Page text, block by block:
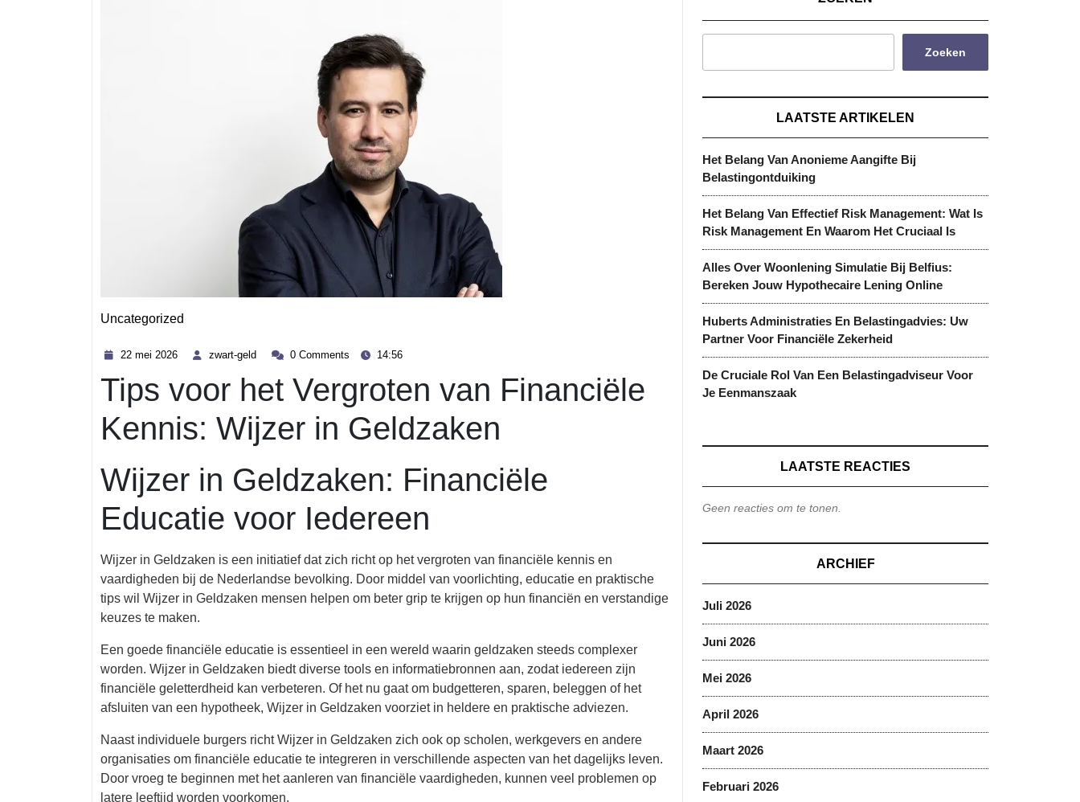
Uncategorized
22 mei 2026
2026
zwart-geld
zwart- 0 Comments 14:56
Tips voor het Vergroten van Financiële
Kennis: Wijzer in Geldzaken
Wijzer in Geldzaken: Financiële
Educatie voor Iedereen
Wijzer in Geldzaken is een initiatief dat zich richt op het vergroten van financiële kennis en
vaardigheden bij de Nederlandse bevolking. Door middel van voorlichting, educatie en praktische
tips wil Wijzer in Geldzaken mensen helpen om beter grip te krijgen op hun financiën en verstandige
keuzes te maken.
Een goede financiële educatie is essentieel in een wereld waarin geldzaken steeds complexer
worden. Wijzer in Geldzaken biedt diverse tools en informatiebronnen aan, zodat iedereen zijn
financiële geletterdheid kan verbeteren. Of het nu gaat om budgetteren, sparen, beleggen of het
afsluiten van een hypotheek, Wijzer in Geldzaken voorziet in heldere en praktische adviezen.
Naast individuele burgers richt Wijzer in Geldzaken zich ook op scholen, werkgevers en andere
organisaties om financiële educatie te integreren in verschillende aspecten van het dagelijks leven.
Door vroeg te beginnen met het aanleren van financiële vaardigheden, kunnen veel problemen op
latere leeftijd worden voorkomen.
Zoeken
LAATSTE ARTIKELEN
Het Belang Van Anonieme Aangifte Bij
Belastingontduiking
Het Belang Van Effectief Risk Management: Wat Is
Risk Management En Waarom Het Cruciaal Is
Alles Over Woonlening Simulatie Bij Belfius:
Bereken Jouw Hypothecaire Lening Online
Huberts Administraties En Belastingadvies: Uw
Partner Voor Financiële Zekerheid
De Cruciale Rol Van Een Belastingadviseur Voor
Je Eenmanszaak
LAATSTE REACTIES
Geen reacties om te tonen.
ARCHIEF
Juli 2026
Juni 2026
Mei 2026
April 2026
Maart 2026
Februari 2026